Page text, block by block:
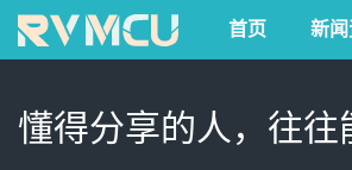
首页 新闻
懂得分享的人，往往